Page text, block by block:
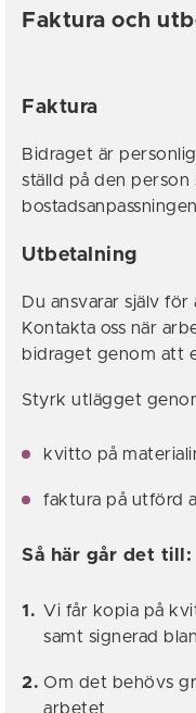
Faktura och
Faktura
Bidraget är
ställd på den
Utbetalning
Du ansvarar själv
Kontakta oss när
bidraget genom att
Styrk utlägget
kvitto på
faktura på utförd
Så här går det till:
Vi får kopia på
samt signerad
Om det behövs
arbetet